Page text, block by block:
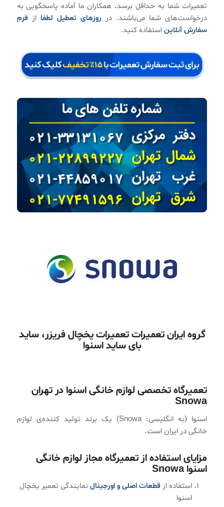
تعمیرات شما به حداقل برسد، همکاران ما آماده پاسخگویی به
درخواست‌های شما می‌باشند. در روزهای تعطیل لطفا از فرم
سفارش آنلایناستفاده کنید.
گروه ایران تعمیرات تعمیرات یخچال فریزر، ساید
بای ساید اسنوا
تعمیرگاه تخصصی لوازم خانگیاسنوا در تهران
Snowa
اسنوا (به انگلیسی: Snowa) یک برند تولید کننده‌ی لوازم
خانگی در ایران است.
مزایای استفاده از تعمیرگاه مجاز لوازم خانگی
اسنوا Snowa
استفاده از قطعات اصلی و اورجینالنمایندگی تعمیر یخچال
اسنوا